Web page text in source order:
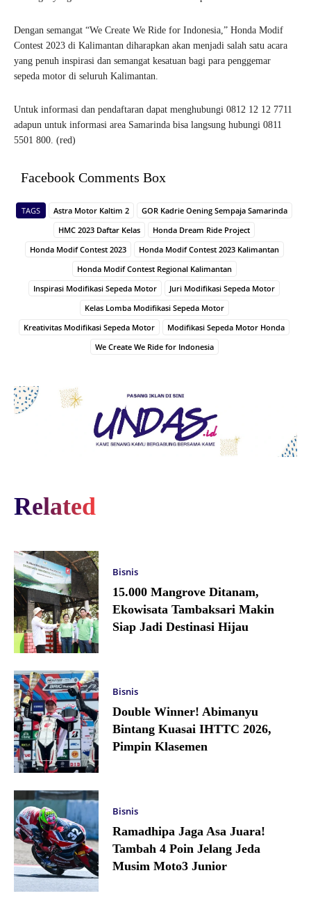
Related
Bisnis
15.000 Mangrove Ditanam,
Ekowisata Tambaksari Makin
Siap Jadi Destinasi Hijau
Bisnis
Double Winner! Abimanyu
Bintang Kuasai IHTTC 2026,
Pimpin Klasemen
Bisnis
Ramadhipa Jaga Asa Juara!
Tambah 4 Poin Jelang Jeda
Musim Moto3 Junior
Dengan semangat “We Create We Ride for Indonesia,” Honda Modif
Contest 2023 di Kalimantan diharapkan akan menjadi salah satu acara
yang penuh inspirasi dan semangat kesatuan bagi para penggemar
sepeda motor di seluruh Kalimantan.
Untuk informasi dan pendaftaran dapat menghubungi 0812 12 12 7711
adapun untuk informasi area Samarinda bisa langsung hubungi 0811
5501 800. (red)
Facebook Comments Box
TAGS Astra Motor Kaltim 2
GOR Kadrie Oening Sempaja Samarinda
HMC 2023 Daftar Kelas
Honda Dream Ride Project
Honda Modif Contest 2023
Honda Modif Contest 2023 Kalimantan
Honda Modif Contest Regional Kalimantan
Inspirasi Modifikasi Sepeda Motor
Juri Modifikasi Sepeda Motor
Kelas Lomba Modifikasi Sepeda Motor
Kreativitas Modifikasi Sepeda Motor
Modifikasi Sepeda Motor Honda
We Create We Ride for Indonesia